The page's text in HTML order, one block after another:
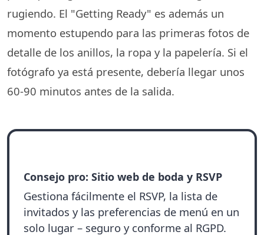
rugiendo. El "Getting Ready" es además un
momento estupendo para las primeras fotos de
detalle de los anillos, la ropa y la papelería. Si el
fotógrafo ya está presente, debería llegar unos
60-90 minutos antes de la salida.
Consejo pro: Sitio web de boda y RSVP
Gestiona fácilmente el RSVP, la lista de
invitados y las preferencias de menú en un
solo lugar – seguro y conforme al RGPD.